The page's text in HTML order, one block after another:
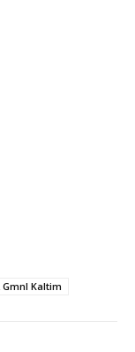
GmnI Kaltim